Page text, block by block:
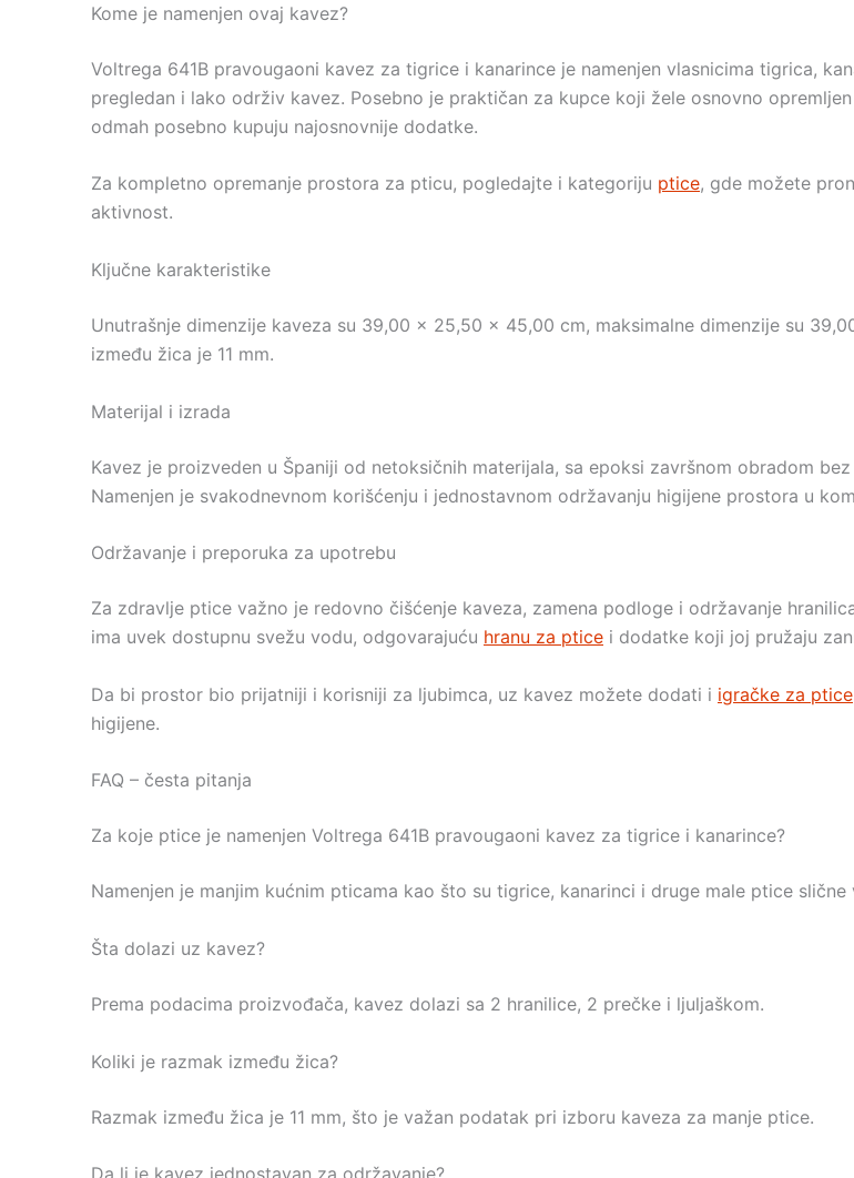
Kome je namenjen ovaj kavez?
Voltrega 641B pravougaoni kavez za tigrice i kanarince je namenjen vlasnicima tigrica,
pregledan i lako održiv kavez. Posebno je praktičan za kupce koji žele osnovno
odmah posebno kupuju najosnovnije dodatke.
Za kompletno opremanje prostora za pticu, pogledajte i kategoriju ptice, gde možete
aktivnost.
Ključne karakteristike
Unutrašnje dimenzije kaveza su 39,00 x 25,50 x 45,00 cm, maksimalne dimenzije su
između žica je 11 mm.
Materijal i izrada
Kavez je proizveden u Španiji od netoksičnih materijala, sa epoksi završnom obradom
Namenjen je svakodnevnom korišćenju i jednostavnom održavanju higijene prostora u
Održavanje i preporuka za upotrebu
Za zdravlje ptice važno je redovno čišćenje kaveza, zamena podloge i održavanje
ima uvek dostupnu svežu vodu, odgovarajuću hranu za ptice i dodatke koji joj pružaju
Da bi prostor bio prijatniji i korisniji za ljubimca, uz kavez možete dodati i igračke za ptice
higijene.
FAQ – česta pitanja
Za koje ptice je namenjen Voltrega 641B pravougaoni kavez za tigrice i kanarince?
Namenjen je manjim kućnim pticama kao što su tigrice, kanarinci i druge male ptice slične
Šta dolazi uz kavez?
Prema podacima proizvođača, kavez dolazi sa 2 hranilice, 2 prečke i ljuljaškom.
Koliki je razmak između žica?
Razmak između žica je 11 mm, što je važan podatak pri izboru kaveza za manje ptice.